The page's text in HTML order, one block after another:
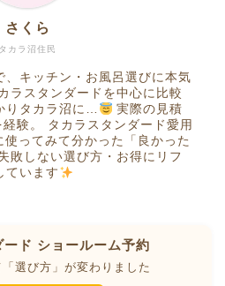
タカラ沼住民
さくら
、キッチン・お風呂選びに本気
ラスタンダードを中心に比較
りタカラ沼に…
実際の見積
験。 タカラスタンダード愛用
ってみて分かった「良かった
敗しない選び方・お得にリフ
ています
ード ショールーム予約
選び方」が変わりました